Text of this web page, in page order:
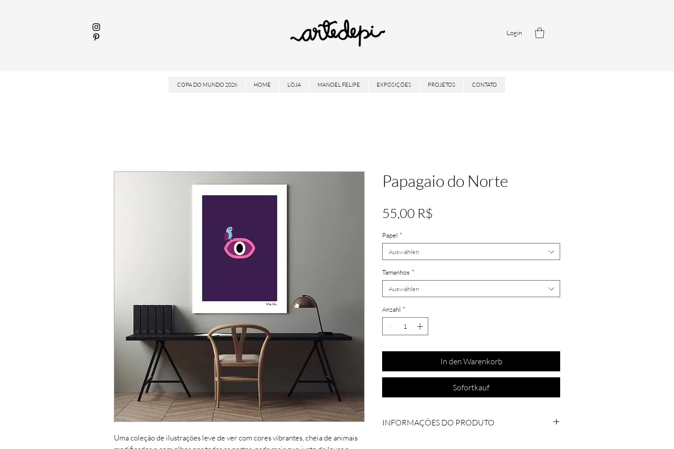
Login
COPA DO MUNDO 2026 HOME LOJA MANOEL FELIPE EXPOSIÇÕES PROJETOS CONTATO
Uma coleção de ilustrações leve de ver com cores vibrantes, cheia de animais
Papagaio do Norte
55,00 R$
Papel *
Auswählen
Tamanhos *
Auswählen
Anzahl *
In den Warenkorb
Sofortkauf
INFORMAÇÕES DO PRODUTO